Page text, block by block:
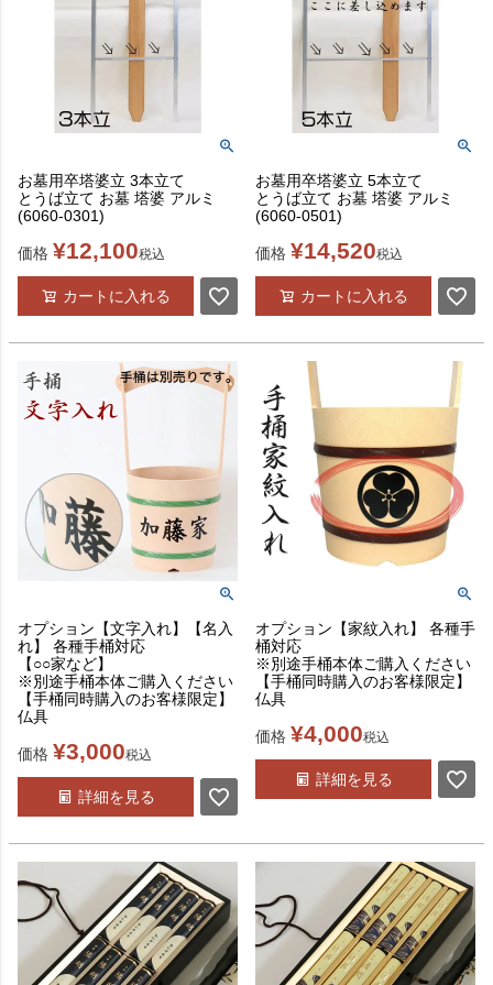
お墓用卒塔婆立 3本立て
とうば立て お墓 塔婆 アルミ
(6060-0301)
価格 ¥12,100税込
カートに入れる
お墓用卒塔婆立 5本立て
とうば立て お墓 塔婆 アルミ
(6060-0501)
価格 ¥14,520税込
カートに入れる
オプション【文字入れ】【名入
れ】 各種手桶対応
【○○家など】
※別途手桶本体ご購入ください
【手桶同時購入のお客様限定】
仏具
価格 ¥3,000税込
詳細を見る
オプション【家紋入れ】 各種手
桶対応
※別途手桶本体ご購入ください
【手桶同時購入のお客様限定】
仏具
価格 ¥4,000税込
詳細を見る